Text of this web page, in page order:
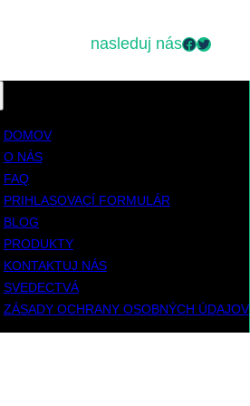
nasleduj násFacebook Twitter
DOMOV
O NÁS
FAQ
PRIHLASOVACÍ FORMULÁR
BLOG
PRODUKTY
KONTAKTUJ NÁS
SVEDECTVÁ
ZÁSADY OCHRANY OSOBNÝCH ÚDAJOV